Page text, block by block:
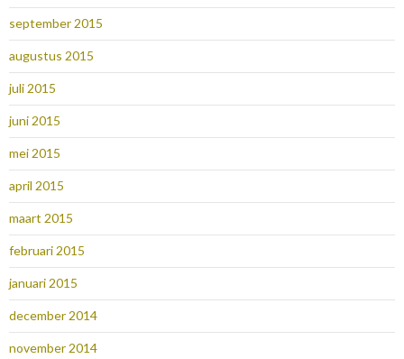
september 2015
augustus 2015
juli 2015
juni 2015
mei 2015
april 2015
maart 2015
februari 2015
januari 2015
december 2014
november 2014